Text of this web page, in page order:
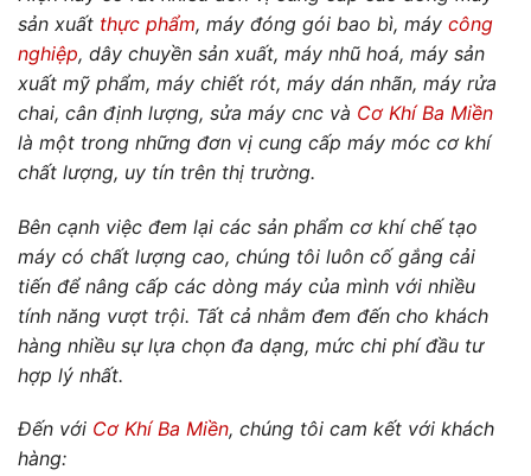
sản xuất thực phẩm, máy đóng gói bao bì, máy công
nghiệp, dây chuyền sản xuất, máy nhũ hoá, máy sản
xuất mỹ phẩm, máy chiết rót, máy dán nhãn, máy rửa
chai, cân định lượng, sửa máy cnc và Cơ Khí Ba Miền
là một trong những đơn vị cung cấp máy móc cơ khí
chất lượng, uy tín trên thị trường.
Bên cạnh việc đem lại các sản phẩm cơ khí chế tạo
máy có chất lượng cao, chúng tôi luôn cố gắng cải
tiến để nâng cấp các dòng máy của mình với nhiều
tính năng vượt trội. Tất cả nhằm đem đến cho khách
hàng nhiều sự lựa chọn đa dạng, mức chi phí đầu tư
hợp lý nhất.
Đến với Cơ Khí Ba Miền, chúng tôi cam kết với khách
hàng: